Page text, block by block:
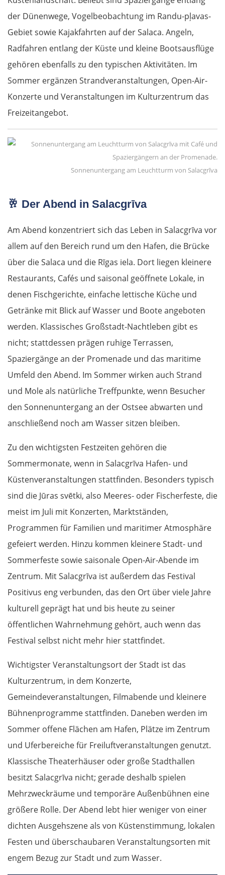
der Dünenwege, Vogelbeobachtung im Randu-pļavas-
Gebiet sowie Kajakfahrten auf der Salaca. Angeln,
Radfahren entlang der Küste und kleine Bootsausflüge
gehören ebenfalls zu den typischen Aktivitäten. Im
Sommer ergänzen Strandveranstaltungen, Open-Air-
Konzerte und Veranstaltungen im Kulturzentrum das
Freizeitangebot.
Sonnenuntergang am Leuchtturm von Salacgrīva
🥂 Der Abend in Salacgrīva
Am Abend konzentriert sich das Leben in Salacgrīva vor
allem auf den Bereich rund um den Hafen, die Brücke
über die Salaca und die Rīgas iela. Dort liegen kleinere
Restaurants, Cafés und saisonal geöffnete Lokale, in
denen Fischgerichte, einfache lettische Küche und
Getränke mit Blick auf Wasser und Boote angeboten
werden. Klassisches Großstadt-Nachtleben gibt es
nicht; stattdessen prägen ruhige Terrassen,
Spaziergänge an der Promenade und das maritime
Umfeld den Abend. Im Sommer wirken auch Strand
und Mole als natürliche Treffpunkte, wenn Besucher
den Sonnenuntergang an der Ostsee abwarten und
anschließend noch am Wasser sitzen bleiben.
Zu den wichtigsten Festzeiten gehören die
Sommermonate, wenn in Salacgrīva Hafen- und
Küstenveranstaltungen stattfinden. Besonders typisch
sind die Jūras svētki, also Meeres- oder Fischerfeste, die
meist im Juli mit Konzerten, Marktständen,
Programmen für Familien und maritimer Atmosphäre
gefeiert werden. Hinzu kommen kleinere Stadt- und
Sommerfeste sowie saisonale Open-Air-Abende im
Zentrum. Mit Salacgrīva ist außerdem das Festival
Positivus eng verbunden, das den Ort über viele Jahre
kulturell geprägt hat und bis heute zu seiner
öffentlichen Wahrnehmung gehört, auch wenn das
Festival selbst nicht mehr hier stattfindet.
Wichtigster Veranstaltungsort der Stadt ist das
Kulturzentrum, in dem Konzerte,
Gemeindeveranstaltungen, Filmabende und kleinere
Bühnenprogramme stattfinden. Daneben werden im
Sommer offene Flächen am Hafen, Plätze im Zentrum
und Uferbereiche für Freiluftveranstaltungen genutzt.
Klassische Theaterhäuser oder große Stadthallen
besitzt Salacgrīva nicht; gerade deshalb spielen
Mehrzweckräume und temporäre Außenbühnen eine
größere Rolle. Der Abend lebt hier weniger von einer
dichten Ausgehszene als von Küstenstimmung, lokalen
Festen und überschaubaren Veranstaltungsorten mit
engem Bezug zur Stadt und zum Wasser.